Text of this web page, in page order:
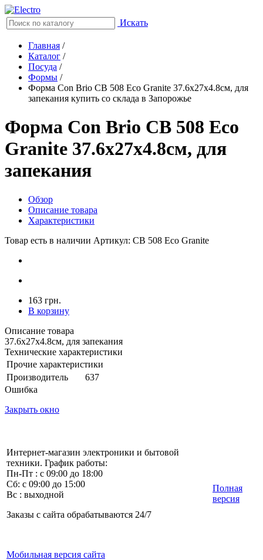
Искать
Главная /
Каталог /
Посуда /
Формы /
Форма Con Brio CB 508 Eco Granite 37.6х27х4.8см, для
запекания купить со склада в Запорожье
Форма Con Brio CB 508 Eco
Granite 37.6х27х4.8см, для
запекания
Обзор
Описание товара
Характеристики
Товар есть в наличии Артикул: CB 508 Eco Granite
163 грн.
В корзину
Описание товара
37.6х27х4.8см, для запекания
Технические характеристики
Прочие характеристики
Производитель
637
Ошибка
Закрыть окно
Интернет-магазин электроники и бытовой
техники. График работы:
Пн-Пт : с 09:00 до 18:00
Сб: с 09:00 до 15:00
Вс : выходной
Заказы с сайта обрабатываются 24/7
Мобильная версия сайта
Полная
версия